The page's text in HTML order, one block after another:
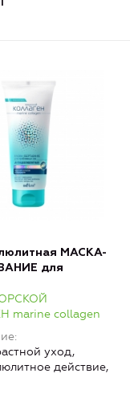
МАСКА-
для
marine collagen
уход,
действие,